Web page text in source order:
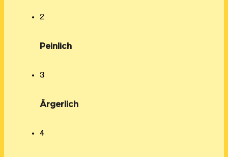
2
Peinlich
3
Ärgerlich
4